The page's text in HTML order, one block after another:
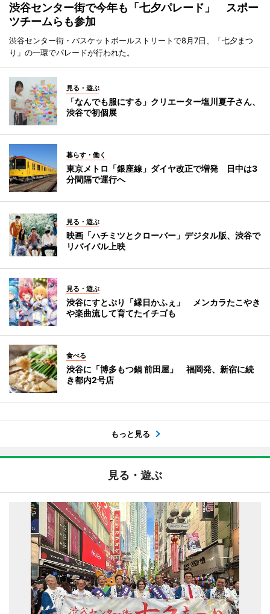
渋谷センター街で今年も「七夕パレード」 スポー
ツチームらも参加
渋谷センター街・バスケットボールストリートで8月7日、「七夕まつ
り」の一環でパレードが行われた。
見る・遊ぶ
「なんでも服にする」クリエーター塩川夏子さん、
渋谷で初個展
暮らす・働く
東京メトロ「銀座線」ダイヤ改正で増発 日中は3
分間隔で運行へ
見る・遊ぶ
映画「ハチミツとクローバー」デジタル版、渋谷で
リバイバル上映
見る・遊ぶ
渋谷にすとぷり「縁日かふぇ」 メンカラたこやき
や楽曲流して育てたイチゴも
食べる
渋谷に「博多もつ鍋 前田屋」 福岡発、新宿に続
き都内2号店
もっと見る
見る・遊ぶ